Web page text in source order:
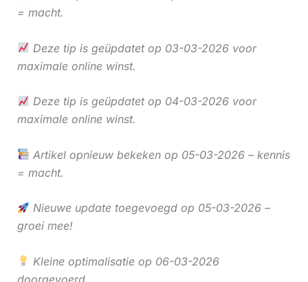
= macht.
Deze tip is geüpdatet op 03-03-2026 voor
maximale online winst.
Deze tip is geüpdatet op 04-03-2026 voor
maximale online winst.
Artikel opnieuw bekeken op 05-03-2026 – kennis
= macht.
Nieuwe update toegevoegd op 05-03-2026 –
groei mee!
Kleine optimalisatie op 06-03-2026
doorgevoerd.